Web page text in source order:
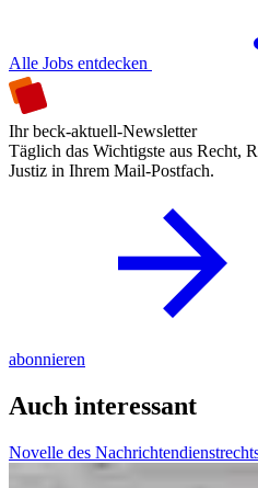
Alle Jobs entdecken
Ihr beck-aktuell-Newsletter
Täglich das Wichtigste aus Recht,
Justiz in Ihrem Mail-Postfach.
abonnieren
Auch interessant
Novelle des